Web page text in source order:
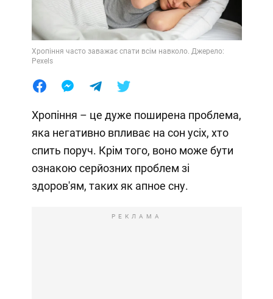
Хропіння часто заважає спати всім навколо. Джерело:
Pexels
Хропіння – це дуже поширена проблема,
яка негативно впливає на сон усіх, хто
спить поруч. Крім того, воно може бути
ознакою серйозних проблем зі
здоров'ям, таких як апное сну.
РЕКЛАМА